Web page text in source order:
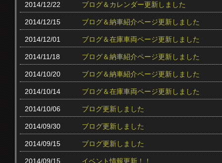
2014/12/22 ブログ＆カレンダー更新しました
2014/12/15 ブログ＆納車紹介ページ更新しました
2014/12/01 ブログ＆在庫車両ページ更新しました
2014/11/18 ブログ＆納車紹介ページ更新しました
2014/10/20 ブログ＆納車紹介ページ更新しました
2014/10/14 ブログ＆在庫車両ページ更新しました
2014/10/06 ブログ更新しました
2014/09/30 ブログ更新しました
2014/09/15 ブログ更新しました
2014/09/15 イベント情報更新！！